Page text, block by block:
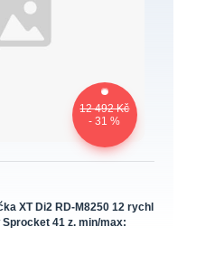
12 492 Kč
- 31 %
XT Di2 RD-M8250 12 rychl
Sprocket 41 z. min/max: